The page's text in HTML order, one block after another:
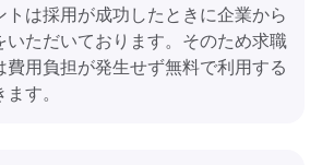
トは採用が成功したときに企業から
いただいております。そのため求職
費用負担が発生せず無料で利用する
す。